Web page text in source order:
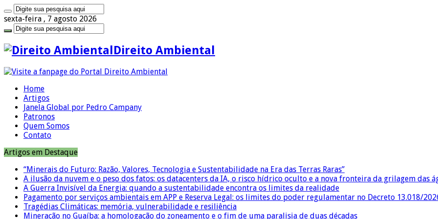
sexta-feira , 7 agosto 2026
Direito Ambiental
Home
Artigos
Janela Global por Pedro Campany
Patronos
Quem Somos
Contato
Artigos em Destaque
“Minerais do Futuro: Razão, Valores, Tecnologia e Sustentabilidade na Era das Terras Raras”
A ilusão da nuvem e o peso dos fatos: os datacenters da IA, o risco hídrico oculto e a nova fronteira da grilagem das
A Guerra Invisível da Energia: quando a sustentabilidade encontra os limites da realidade
Pagamento por serviços ambientais em APP e Reserva Legal: os limites do poder regulamentar no Decreto 13.018/
Tragédias Climáticas: memória, vulnerabilidade e resiliência
Mineração no Guaíba: a homologação do zoneamento e o fim de uma paralisia de duas décadas